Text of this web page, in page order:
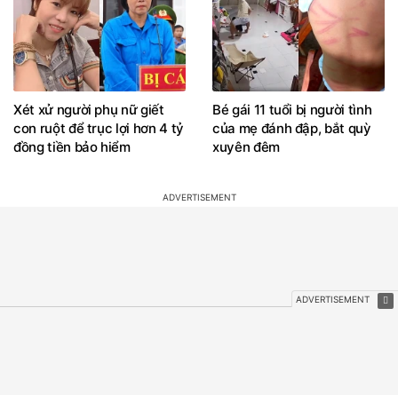
Xét xử người phụ nữ giết
con ruột để trục lợi hơn 4 tỷ
đồng tiền bảo hiểm
Bé gái 11 tuổi bị người tình
của mẹ đánh đập, bắt quỳ
xuyên đêm